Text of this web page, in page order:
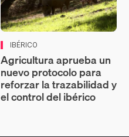
IBÉRICO
Agricultura aprueba un
nuevo protocolo para
reforzar la trazabilidad y
el control del ibérico